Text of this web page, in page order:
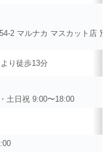
2 マルナカ マスカット店 別
り徒歩13分
土日祝 9:00〜18:00